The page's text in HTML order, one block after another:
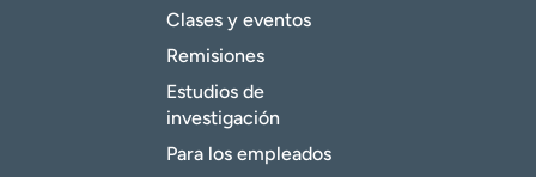
Clases y eventos
Remisiones
Estudios de
investigación
Para los empleados